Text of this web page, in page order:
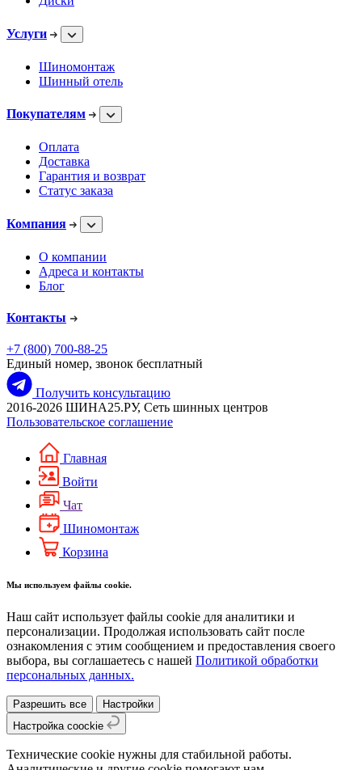
Услуги
Шиномонтаж
Шинный отель
Покупателям
Оплата
Доставка
Гарантия и возврат
Статус заказа
Компания
О компании
Адреса и контакты
Блог
Контакты
+7 (800) 700-88-25
Единый номер, звонок бесплатный
Получить консультацию
2016-2026 ШИНА25.РУ, Сеть шинных центров
Пользовательское соглашение
Главная
Войти
Чат
Шиномонтаж
Корзина
Мы используем файлы cookie.
Наш сайт использует файлы cookie для аналитики и
персонализации. Продолжая использовать сайт после
ознакомления с этим сообщением и предоставления своего
выбора, вы соглашаетесь с нашей Политикой обработки
персональных данных.
Разрешить все
Настройки
Настройка coockie
Технические cookie нужны для стабильной работы.